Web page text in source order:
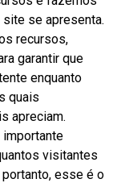
se apresenta.
recursos,
garantir que
enquanto
quais
apreciam.
visitantes
esse é o